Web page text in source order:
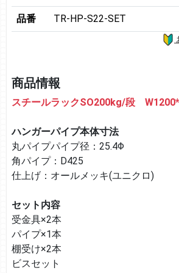
品番 TR-HP-S22-SET
商品情報
スチールラックSO200kg/段
ハンガーパイプ本体寸法
丸パイプパイプ径：25.4Φ
角パイプ：D425
仕上げ：オールメッキ(ユニクロ)
セット内容
受金具×2本
パイプ×1本
棚受け×2本
ビスセット